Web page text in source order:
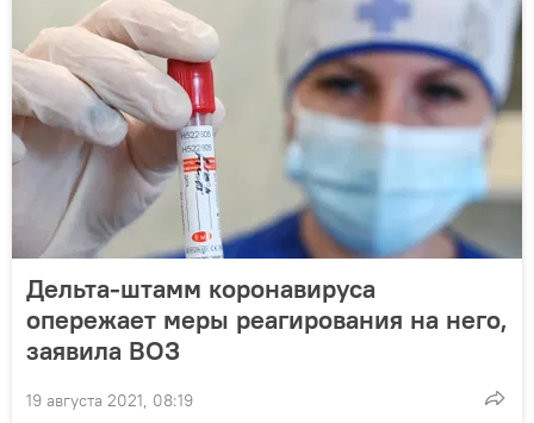
Дельта-штамм коронавируса
опережает меры реагирования на него,
заявила ВОЗ
19 августа 2021, 08:19